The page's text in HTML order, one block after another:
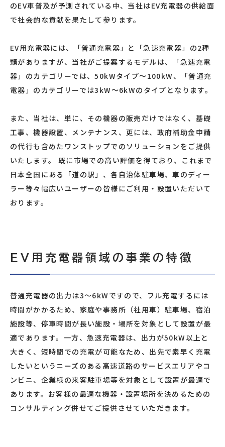
のEV車普及が予測されている中、当社はEV充電器の供給面
で社会的な貢献を果たして参ります。
EV用充電器には、「普通充電器」と「急速充電器」の2種
類がありますが、当社がご提案するモデルは、「急速充電
器」のカテゴリーでは、50kWタイプ～100kW、「普通充
電器」のカテゴリーでは3kW～6kWのタイプとなります。
また、当社は、単に、その機器の販売だけではなく、基礎
工事、機器設置、メンテナンス、更には、政府補助金申請
の代行も含めたワンストップでのソリューションをご提供
いたします。 既に市場での高い評価を得ており、これまで
日本全国にある「道の駅」、各自治体駐車場、車のディー
ラー等々幅広いユーザーの皆様にご利用・設置いただいて
おります。
EV用充電器領域の事業の特徴
普通充電器の出力は3～6kWですので、フル充電するには
時間がかかるため、家庭や事務所（社用車）駐車場、宿泊
施設等、停車時間が長い施設・場所を対象として設置が最
適であります。一方、急速充電器は、出力が50kW以上と
大きく、短時間での充電が可能なため、出先で素早く充電
したいというニーズのある高速道路のサービスエリアやコ
ンビニ、企業様の来客駐車場等を対象として設置が最適で
あります。お客様の最適な機器・設置場所を決めるための
コンサルティング併せてご提供させていただきます。